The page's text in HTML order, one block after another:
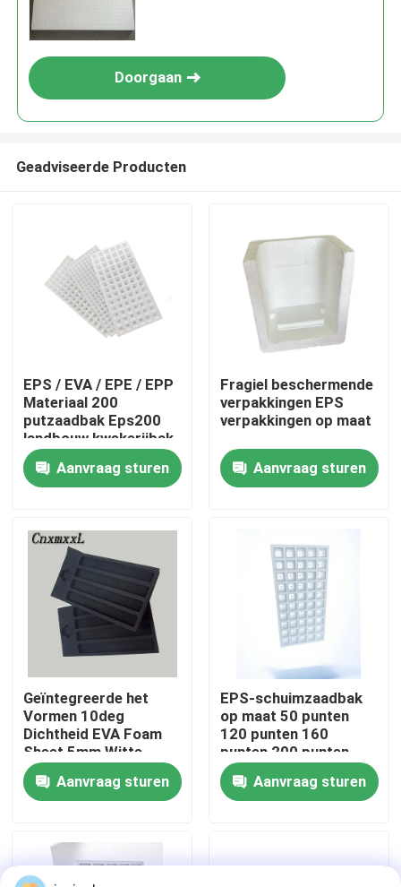
Producten
Video's
Over ons
Fabriekstocht
Kwaliteitscontrole
Neem contact met ons op
Nieuws
EPS EPP-schuim
Doorgaan
Geadviseerde Producten
EPS / EVA / EPE / EPP
Materiaal 200
putzaadbak Eps200
landbouw kwekerijbak
Aanvraag sturen
Fragiel beschermende
verpakkingen EPS
verpakkingen op maat
Aanvraag sturen
Geïntegreerde het
Vormen 10deg
Dichtheid EVA Foam
Sheet 5mm Witte
Tussenvoegsels van
de Schuimdoos
Aanvraag sturen
EPS-schuimzaadbak
op maat 50 punten
120 punten 160
punten 200 punten
Aanvraag sturen